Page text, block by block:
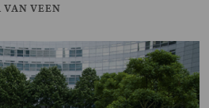
VAN VEEN